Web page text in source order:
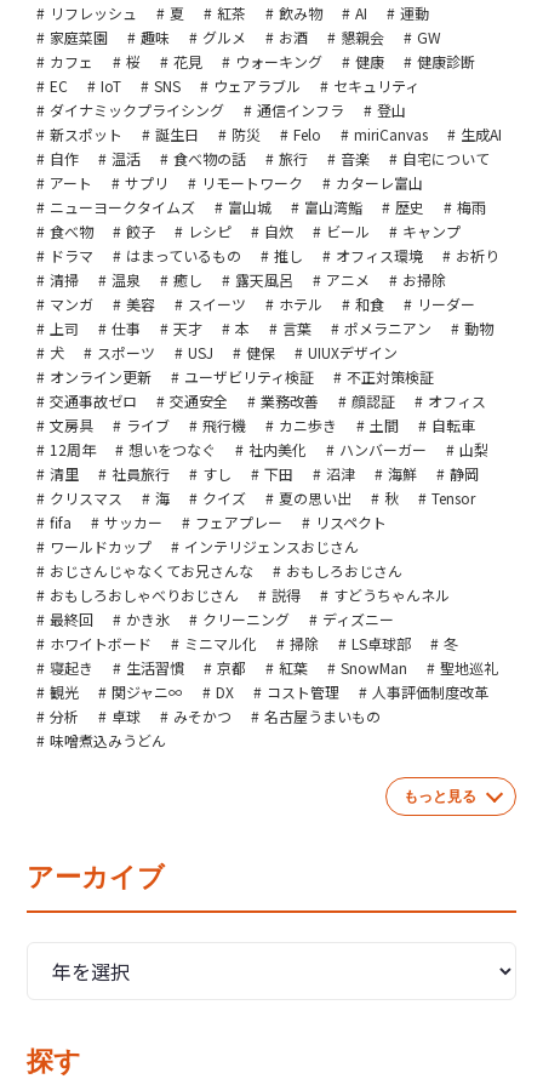
リフレッシュ 夏 紅茶 飲み物 AI
運動
家庭菜園
趣味 グルメ お酒 懇親会
GW
カフェ
桜 花見 ウォーキング 健康
健康診断
EC
IoT SNS ウェアラブル
セキュリティ
ダイナミックプライシング
通信インフラ
登山
新スポット
誕生日 防災 Felo miriCanvas
生成AI
自作
温活 食べ物の話 旅行 音楽
自宅について
アート
サプリ リモートワーク
カターレ富山
ニューヨークタイムズ
富山城 富山湾鮨 歴史
梅雨
食べ物
餃子 レシピ 自炊 ビール
キャンプ
ドラマ
はまっているもの 推し オフィス環境
お祈り
清掃
温泉 癒し 露天風呂 アニメ
お掃除
マンガ
美容 スイーツ ホテル 和食
リーダー
上司
仕事 天才 本 言葉 ポメラニアン
動物
犬
スポーツ USJ 健保
UIUXデザイン
オンライン更新
ユーザビリティ検証
不正対策検証
交通事故ゼロ
交通安全 業務改善 顔認証
オフィス
文房具
ライブ 飛行機 カニ歩き 土間
自転車
12周年
想いをつなぐ 社内美化 ハンバーガー
山梨
清里
社員旅行 すし 下田 沼津 海鮮
静岡
クリスマス
海 クイズ 夏の思い出 秋
Tensor
fifa
サッカー フェアプレー
リスペクト
ワールドカップ
インテリジェンスおじさん
おじさんじゃなくてお兄さんな
おもしろおじさん
おもしろおしゃべりおじさん
説得
すどうちゃんネル
最終回
かき氷 クリーニング
ディズニー
ホワイトボード
ミニマル化 掃除 LS卓球部
冬
寝起き
生活習慣 京都 紅葉 SnowMan
聖地巡礼
観光
関ジャニ∞ DX コスト管理
人事評価制度改革
分析
卓球 みそかつ
名古屋うまいもの
味噌煮込みうどん
もっと見る
アーカイブ
探す